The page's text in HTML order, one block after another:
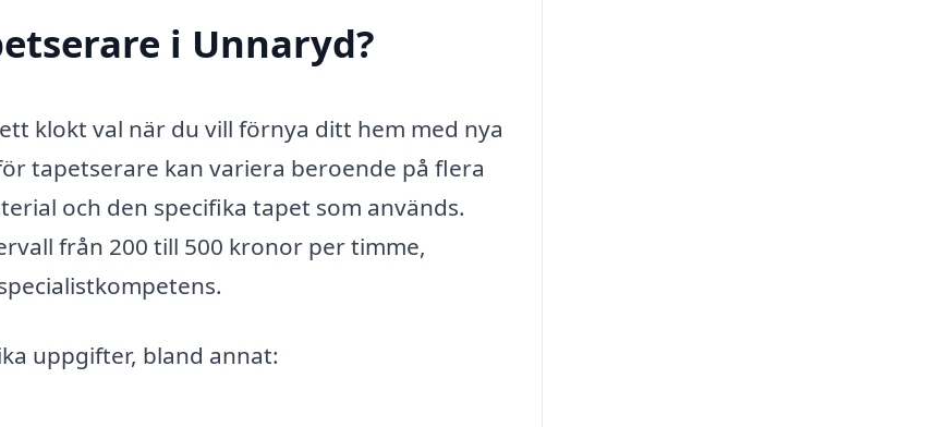
i Unnaryd?
klokt val när du vill förnya ditt hem med nya
tapetserare kan variera beroende på flera
och den specifika tapet som används.
från 200 till 500 kronor per timme,
uppgifter, bland annat: